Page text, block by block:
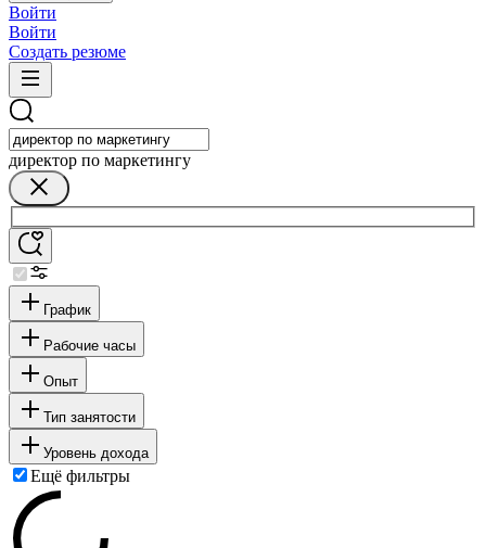
Войти
Войти
Создать резюме
директор по маркетингу
График
Рабочие часы
Опыт
Тип занятости
Уровень дохода
Ещё фильтры